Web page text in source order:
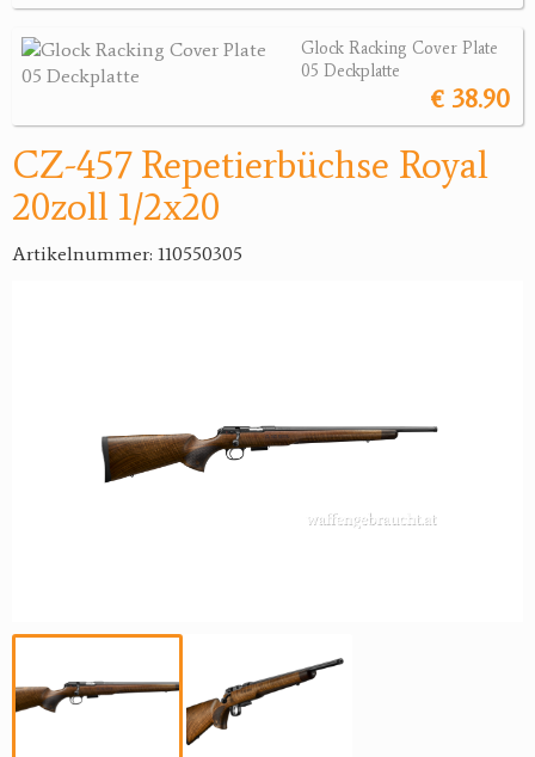
Geschenke
Reviereinrichtungen
Glock Racking Cover Plate
05 Deckplatte
€ 38.90
CZ-457 Repetierbüchse Royal
20zoll 1/2x20
Artikelnummer: 110550305